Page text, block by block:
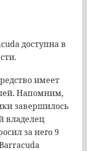
доступна в
имеет
Напомним,
завершилось
владелец
за него 9